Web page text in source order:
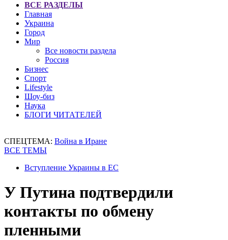
ВСЕ РАЗДЕЛЫ
Главная
Украина
Город
Мир
Все новости раздела
Россия
Бизнес
Спорт
Lifestyle
Шоу-биз
Наука
БЛОГИ ЧИТАТЕЛЕЙ
СПЕЦТЕМА: Война в Иране
ВСЕ ТЕМЫ
Вступление Украины в ЕС
У Путина подтвердили
контакты по обмену
пленными